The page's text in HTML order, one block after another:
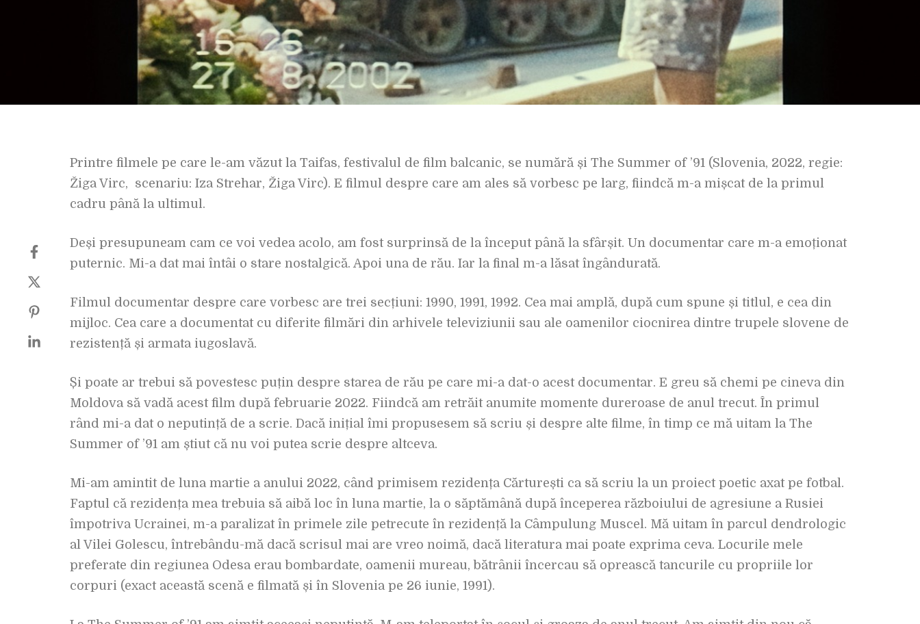
Printre filmele pe care le-am văzut la Taifas, festivalul de film balcanic, se numără și The Summer of ’91 (Slovenia, 2022, regie:
Žiga Virc, scenariu: Iza Strehar, Žiga Virc). E filmul despre care am ales să vorbesc pe larg, fiindcă m-a mișcat de la primul
cadru până la ultimul.
Deși presupuneam cam ce voi vedea acolo, am fost surprinsă de la început până la sfârșit. Un documentar care m-a emoționat
puternic. Mi-a dat mai întâi o stare nostalgică. Apoi una de rău. Iar la final m-a lăsat îngândurată.
Filmul documentar despre care vorbesc are trei secțiuni: 1990, 1991, 1992. Cea mai amplă, după cum spune și titlul, e cea din
mijloc. Cea care a documentat cu diferite filmări din arhivele televiziunii sau ale oamenilor ciocnirea dintre trupele slovene de
rezistență și armata iugoslavă.
Și poate ar trebui să povestesc puțin despre starea de rău pe care mi-a dat-o acest documentar. E greu să chemi pe cineva din
Moldova să vadă acest film după februarie 2022. Fiindcă am retrăit anumite momente dureroase de anul trecut. În primul
rând mi-a dat o neputință de a scrie. Dacă inițial îmi propusesem să scriu și despre alte filme, în timp ce mă uitam la The
Summer of ’91 am știut că nu voi putea scrie despre altceva.
Mi-am amintit de luna martie a anului 2022, când primisem rezidența Cărturești ca să scriu la un proiect poetic axat pe fotbal.
Faptul că rezidența mea trebuia să aibă loc în luna martie, la o săptămână după începerea războiului de agresiune a Rusiei
împotriva Ucrainei, m-a paralizat în primele zile petrecute în rezidență la Câmpulung Muscel. Mă uitam în parcul dendrologic
al Vilei Golescu, întrebându-mă dacă scrisul mai are vreo noimă, dacă literatura mai poate exprima ceva. Locurile mele
preferate din regiunea Odesa erau bombardate, oamenii mureau, bătrânii încercau să oprească tancurile cu propriile lor
corpuri (exact această scenă e filmată și în Slovenia pe 26 iunie, 1991).